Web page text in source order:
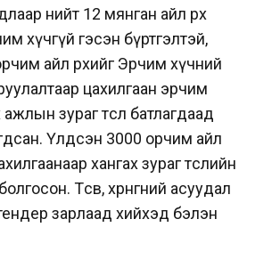
нийт 12 мянган айл өрх
хүчгүй гэсэн бүртгэлтэй,
айл өрхийг Эрчим хүчний
цахилгаан эрчим
зураг төсөл батлагдаад
Үлдсэн 3000 орчим айл
хангах зураг төслийн
Төсөв, хөрөнгөний асуудал
зарлаад хийхэд бэлэн